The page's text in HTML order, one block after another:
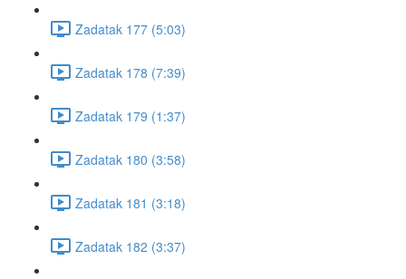
Zadatak 177 (5:03)
Zadatak 178 (7:39)
Zadatak 179 (1:37)
Zadatak 180 (3:58)
Zadatak 181 (3:18)
Zadatak 182 (3:37)